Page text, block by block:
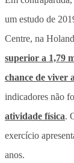
um estudo de
Centre, na
superior a 1,79
chance de viver
indicadores não
atividade física.
exercício
anos.